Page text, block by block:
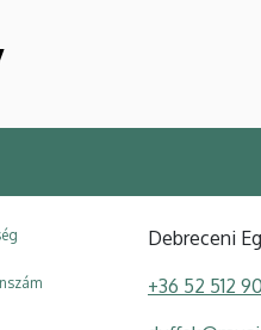
Debreceni
+36 52 512